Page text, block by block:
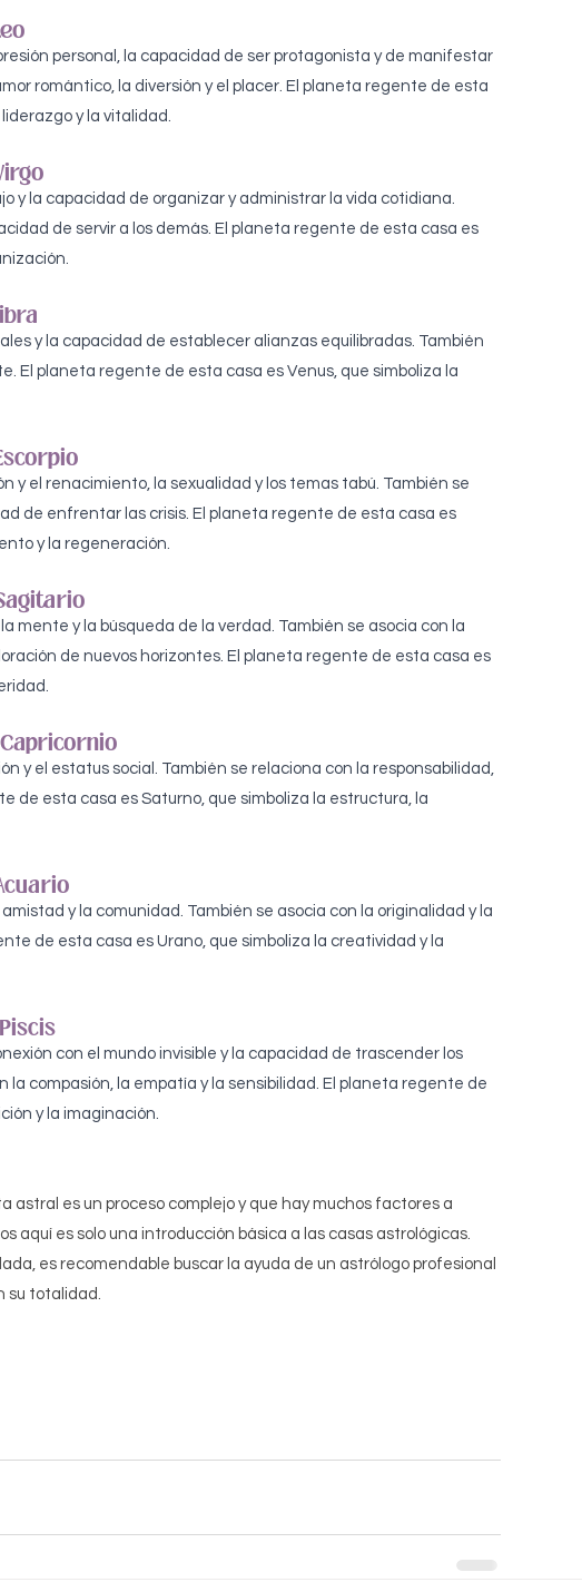
personal, la capacidad de ser protagonista y de manifestar
romántico, la diversión y el placer. El planeta regente de esta
y la vitalidad.
y la capacidad de organizar y administrar la vida cotidiana.
de servir a los demás. El planeta regente de esta casa es
y la capacidad de establecer alianzas equilibradas. También
El planeta regente de esta casa es Venus, que simboliza la
y el renacimiento, la sexualidad y los temas tabú. También se
de enfrentar las crisis. El planeta regente de esta casa es
y la regeneración.
mente y la búsqueda de la verdad. También se asocia con la
de nuevos horizontes. El planeta regente de esta casa es
y el estatus social. También se relaciona con la responsabilidad,
de esta casa es Saturno, que simboliza la estructura, la
y la comunidad. También se asocia con la originalidad y la
de esta casa es Urano, que simboliza la creatividad y la
con el mundo invisible y la capacidad de trascender los
la compasión, la empatía y la sensibilidad. El planeta regente de
y la imaginación.
astral es un proceso complejo y que hay muchos factores a
aquí es solo una introducción básica a las casas astrológicas.
es recomendable buscar la ayuda de un astrólogo profesional
su totalidad.